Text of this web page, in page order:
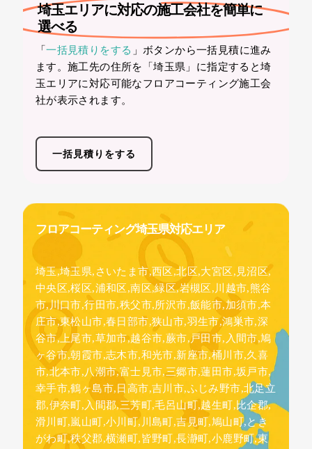
埼玉エリアに対応の施工会社を簡単に
選べる
「一括見積りをする 」ボタンから一括見積に進み
ます。施工先の住所を「埼玉県」に指定すると埼
玉エリアに対応可能なフロアコーティング施工会
社が表示されます。
一括見積りをする
フロアコーティング埼玉県対応エリア
埼玉,埼玉県,さいたま市,西区,北区,大宮区,見沼区,
中央区,桜区,浦和区,南区,緑区,岩槻区,川越市,熊谷
市,川口市,行田市,秩父市,所沢市,飯能市,加須市,本
庄市,東松山市,春日部市,狭山市,羽生市,鴻巣市,深
谷市,上尾市,草加市,越谷市,蕨市,戸田市,入間市,鳩
ヶ谷市,朝霞市,志木市,和光市,新座市,桶川市,久喜
市,北本市,八潮市,富士見市,三郷市,蓮田市,坂戸市,
幸手市,鶴ヶ島市,日高市,吉川市,ふじみ野市,北足立
郡,伊奈町,入間郡,三芳町,毛呂山町,越生町,比企郡,
滑川町,嵐山町,小川町,川島町,吉見町,鳩山町,とき
がわ町,秩父郡,横瀬町,皆野町,長瀞町,小鹿野町,東